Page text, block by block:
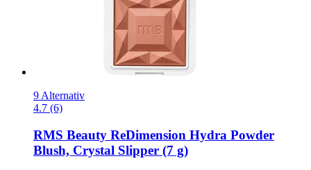
9 Alternativ
4.7 (6)
RMS Beauty ReDimension Hydra Powder
Blush, Crystal Slipper (7 g)